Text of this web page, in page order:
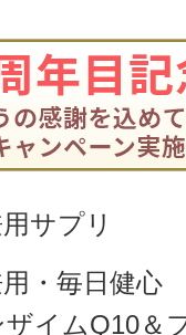
サプリ
・毎日健心
ザイムQ10＆